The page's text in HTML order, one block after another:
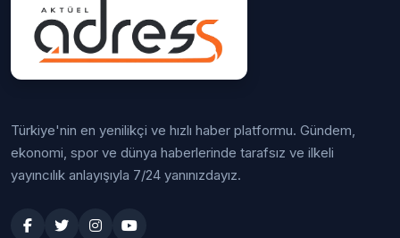
Türkiye'nin en yenilikçi ve hızlı haber platformu. Gündem,
ekonomi, spor ve dünya haberlerinde tarafsız ve ilkeli
yayıncılık anlayışıyla 7/24 yanınızdayız.